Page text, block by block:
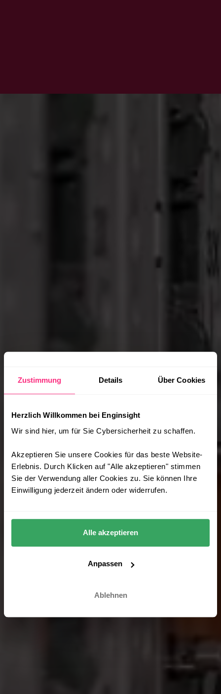
Zustimmung Details Über Cookies
Herzlich Willkommen bei Enginsight
Wir sind hier, um für Sie Cybersicherheit zu schaffen.
Akzeptieren Sie unsere Cookies für das beste Website-
Erlebnis. Durch Klicken auf "Alle akzeptieren" stimmen
Sie der Verwendung aller Cookies zu. Sie können Ihre
Einwilligung jederzeit ändern oder widerrufen.
Alle akzeptieren
Anpassen
Ablehnen